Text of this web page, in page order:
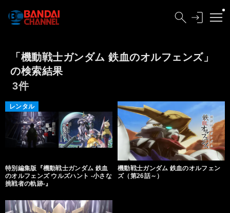
「機動戦士ガンダム 鉄血のオルフェンズ」
の検索結果
3件
レンタル
特別編集版『機動戦士ガンダム 鉄血
のオルフェンズ ウルズハント -小さな
挑戦者の軌跡-』
機動戦士ガンダム 鉄血のオルフェン
ズ（第26話～）